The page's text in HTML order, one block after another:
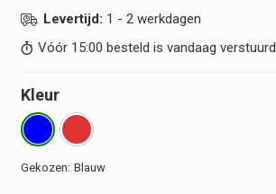
Levertijd: 1 - 2 werkdagen
Vóór 15:00 besteld is vandaag verstuurd
Kleur
Blauw